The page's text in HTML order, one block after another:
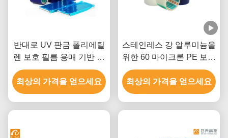
반대로 UV 판금 폴리에틸
렌 보호 필름 용매 기반 접
착제
최상의 가격을 얻으세요
스테인레스 강 알루미늄을
위한 60 마이크론 PE 보호
막을 청색화하세요
최상의 가격을 얻으세요